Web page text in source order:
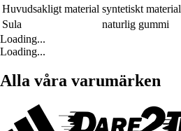
Huvudsakligt material syntetiskt material
Sula
naturlig gummi
Loading...
Loading...
Alla våra varumärken